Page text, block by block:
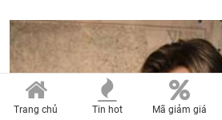
Trang chủ Tin hot Mã giảm giá